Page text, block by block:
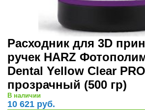
Расходник для 3D
ручек HARZ
Dental Yellow Clear
прозрачный (500 гр)
В наличии
10 621 руб.